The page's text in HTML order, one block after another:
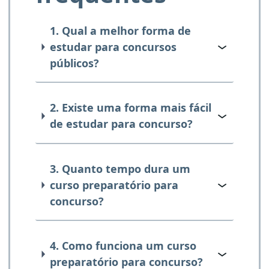
1. Qual a melhor forma de
estudar para concursos
públicos?
2. Existe uma forma mais fácil
de estudar para concurso?
3. Quanto tempo dura um
curso preparatório para
concurso?
4. Como funciona um curso
preparatório para concurso?